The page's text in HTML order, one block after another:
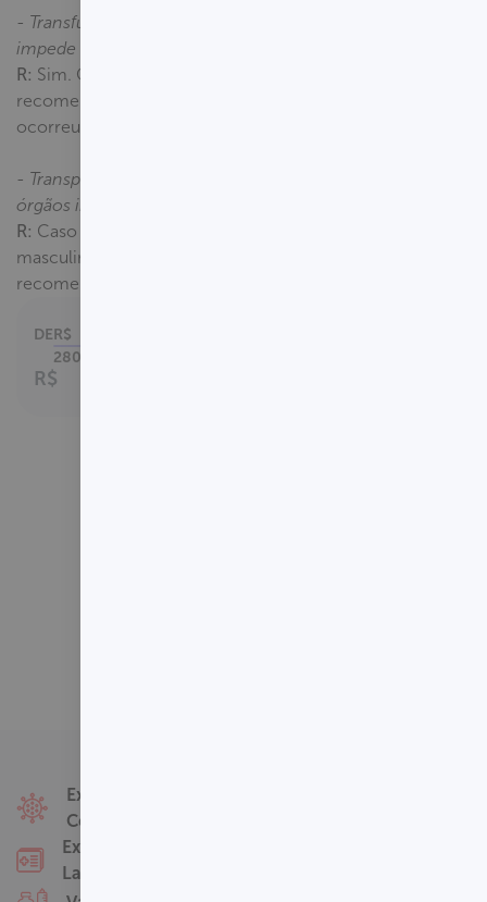
- Transfusão de sangue recente
impede o teste?
R: Sim. O exame não é
recomendado se a transfusão
ocorreu nos últimos 90 dias.
- Transplante de medula ou de
órgãos impede o teste?
R: Caso o doador seja do sexo
masculino, o teste não é
recomendado.
DER$
280,00
R$
Exames
Covid-19
Exames
Laboratoriais